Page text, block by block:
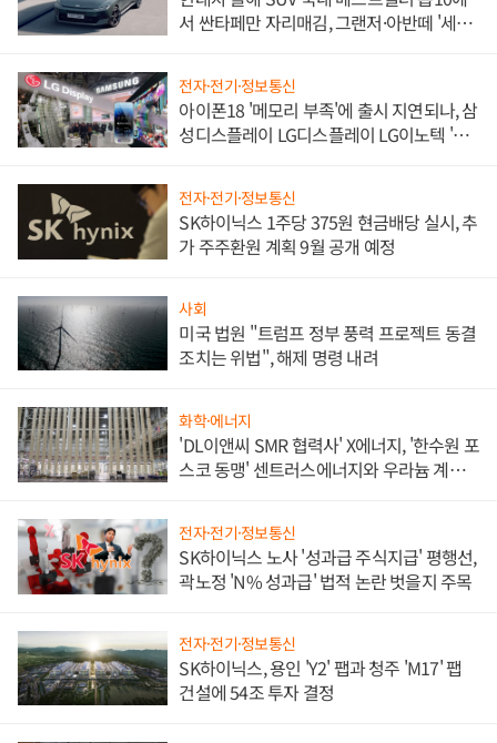
서 싼타페만 자리매김, 그랜저·아반떼 '세단
전자·전기·정보통신
아이폰18 '메모리 부족'에 출시 지연되나, 삼
성디스플레이 LG디스플레이 LG이노텍 '탈
전자·전기·정보통신
SK하이닉스 1주당 375원 현금배당 실시, 추
가 주주환원 계획 9월 공개 예정
사회
미국 법원 "트럼프 정부 풍력 프로젝트 동결
조치는 위법", 해제 명령 내려
화학·에너지
'DL이앤씨 SMR 협력사' X에너지, '한수원 포
스코 동맹' 센트러스에너지와 우라늄 계약
전자·전기·정보통신
SK하이닉스 노사 '성과급 주식지급' 평행선,
곽노정 'N% 성과급' 법적 논란 벗을지 주목
전자·전기·정보통신
SK하이닉스, 용인 'Y2' 팹과 청주 'M17' 팹
건설에 54조 투자 결정